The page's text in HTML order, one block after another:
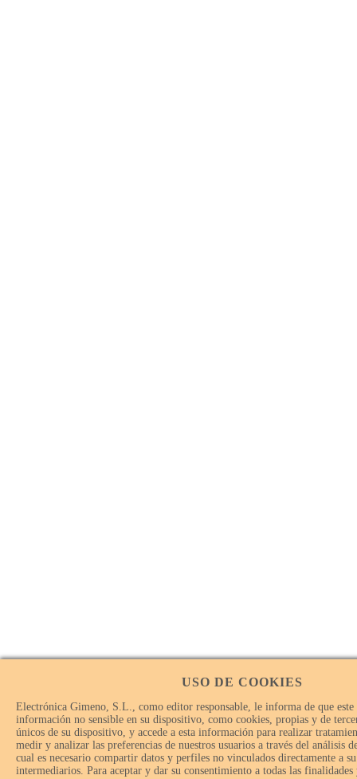
USO DE COOKIES
Electrónica Gimeno, S.L., como editor responsable, le informa de que este
información no sensible en su dispositivo, como cookies, propias y de
únicos de su dispositivo, y accede a esta información para realizar
medir y analizar las preferencias de nuestros usuarios a través del análisis
cual es necesario compartir datos y perfiles no vinculados directamente a
intermediarios. Para aceptar y dar su consentimiento a todas las